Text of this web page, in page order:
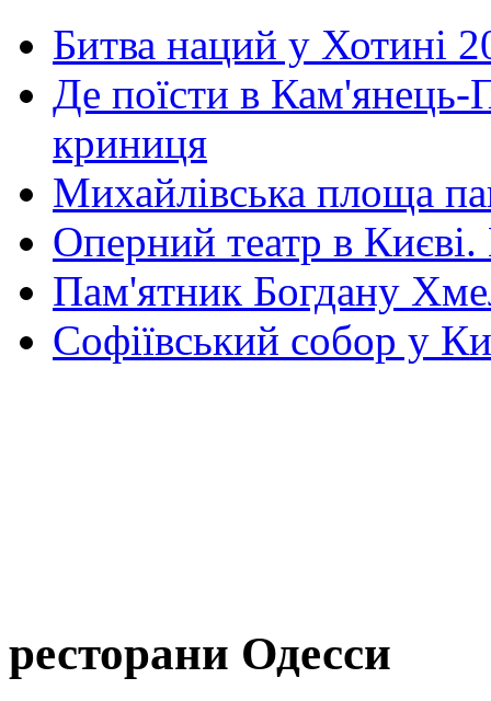
Битва наций у Хотині
Де поїсти в Кам'янець-
криниця
Михайлівська площа
Оперний театр в
Пам'ятник Богдану
Софіївський собор у
ресторани Одесси